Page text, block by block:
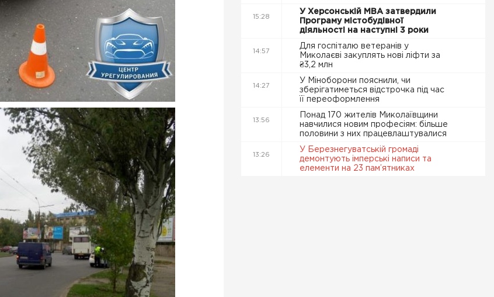
15:28
У Херсонській МВА затвердили
Програму містобудівної
діяльності на наступні 3 роки
14:57
Для госпіталю ветеранів у
Миколаєві закуплять нові ліфти за
₴3,2 млн
14:27
У Міноборони пояснили, чи
зберігатиметься відстрочка під час
її переоформлення
13:56
Понад 170 жителів Миколаївщини
навчилися новим професіям: більше
половини з них працевлаштувалися
13:26
У Березнегуватській громаді
демонтують імперські написи та
елементи на 23 пам’ятниках